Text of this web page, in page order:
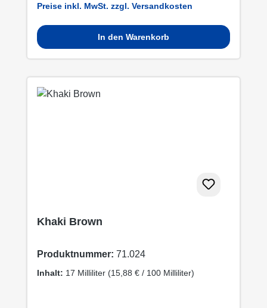
Preise inkl. MwSt. zzgl. Versandkosten
In den Warenkorb
Khaki Brown
Produktnummer: 71.024
Inhalt: 17 Milliliter (15,88 € / 100 Milliliter)